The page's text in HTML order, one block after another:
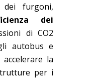
furgoni,
dei
di CO2
autobus e
accelerare la
per i